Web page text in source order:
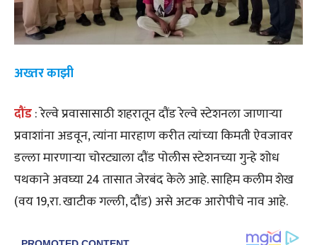
अख्तर काझी
दौंड: रेल्वे प्रवासासाठी शहरातून दौंड रेल्वे स्टेशनला जाणाऱ्या
प्रवाशांना अडवून, त्यांना मारहाण करीत त्यांच्या किमती ऐवजावर
डल्ला मारणाऱ्या चोरट्याला दौंड पोलीस स्टेशनच्या गुन्हे शोध
पथकाने अवघ्या 24 तासात जेरबंद केले आहे. साहिम कलीम शेख
(वय 19,रा. खाटीक गल्ली, दौंड) असे अटक आरोपीचे नाव आहे.